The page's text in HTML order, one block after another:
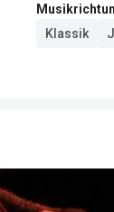
Klassik